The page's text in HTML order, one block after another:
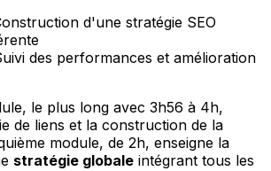
d'une stratégie SEO
des performances et amélioration
le plus long avec 3h56 à 4h,
de liens et la construction de la
module, de 2h, enseigne la
stratégie globale intégrant tous les